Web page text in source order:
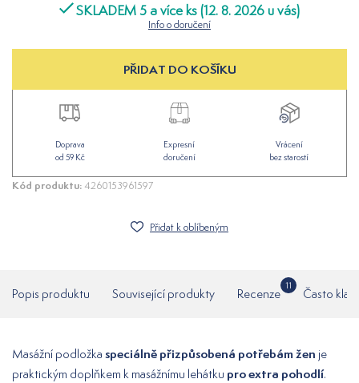
SKLADEM 5 a více ks (12. 8. 2026 u vás)
Info o doručení
PŘIDAT DO KOŠÍKU
Doprava
od 59 Kč
Expresní
doručení
Vrácení
bez starostí
Kód produktu: 4260153961597
Přidat k oblíbeným
Popis produktu Související produkty Recenze
11
Často
Masážní podložka speciálně přizpůsobená potřebám žen je
praktickým doplňkem k masážnímu lehátku pro extra pohodlí.